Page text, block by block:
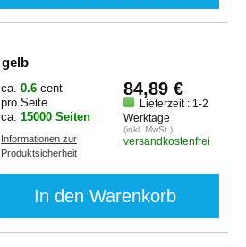
Toner 006 R 01458 Y, gelb
ca. 0.6 cent
pro Seite
ca. 15000 Seiten
Informationen zur
Produktsicherheit
84,89 €
Lieferzeit : 1-2
Werktage
(inkl. MwSt.)
versandkostenfrei
In den Warenkorb